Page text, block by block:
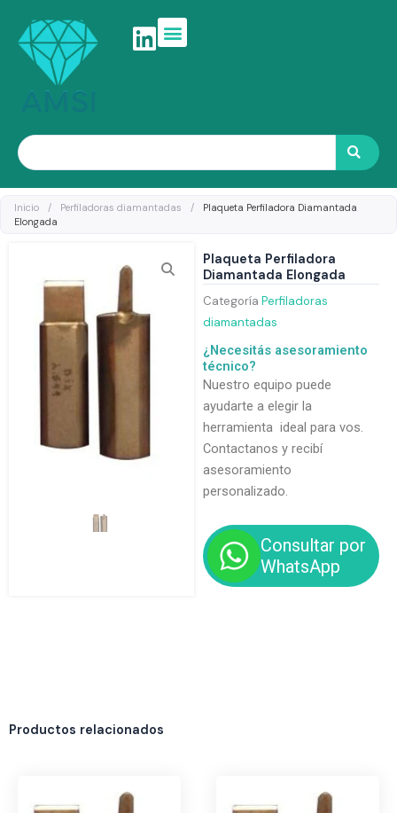
contenido
Search
Inicio / Perfiladoras diamantadas /
Plaqueta Perfiladora Diamantada
Elongada
Plaqueta Perfiladora
Diamantada Elongada
Categoría Perfiladoras
diamantadas
¿Necesitás asesoramiento
técnico?
Nuestro equipo puede
ayudarte a elegir la
herramienta ideal para vos.
Contactanos y recibí
asesoramiento
personalizado.
Consultar por
WhatsApp
Productos relacionados